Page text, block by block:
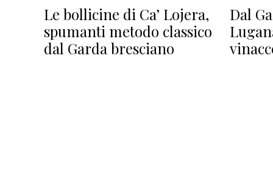
Le bollicine di Ca’ Lojera,
spumanti metodo classico
dal Garda bresciano
Dal